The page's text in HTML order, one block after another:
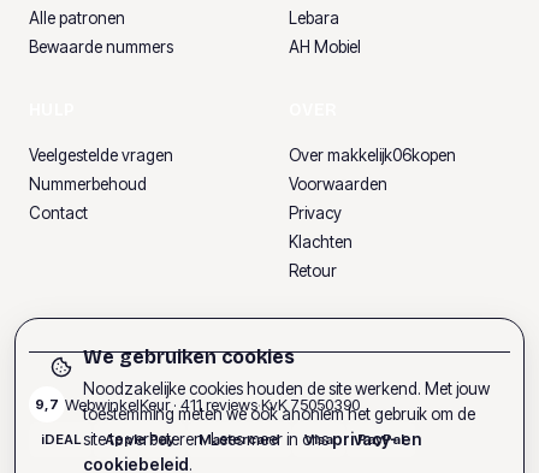
Alle patronen
Bewaarde nummers
Lebara
AH Mobiel
Veelgestelde vragen
Nummerbehoud
Contact
Over makkelijk06kopen
Voorwaarden
Privacy
Klachten
Retour
9,7 WebwinkelKeur · 411reviews·KvK75050390
iDEAL Apple Pay Mastercard Visa PayPal
We gebruiken cookies
Noodzakelijke cookies houden de site werkend. Met jouw
toestemming meten we ook anoniem het gebruik om de
site te verbeteren. Lees meer in onsprivacy- en
cookiebeleid.